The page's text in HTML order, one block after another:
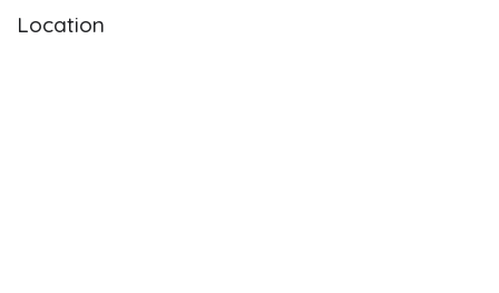
Location